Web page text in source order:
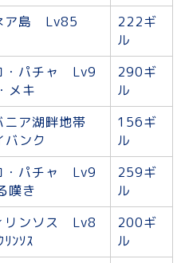
ア島 Lv85
222ギ
ル
・パチャ Lv9
メキ
290ギ
ル
ニア湖畔地帯
ンク
156ギ
ル
・パチャ Lv9
嘆き
259ギ
ル
リンソス Lv8
ﾝｿｽ
200ギ
ル